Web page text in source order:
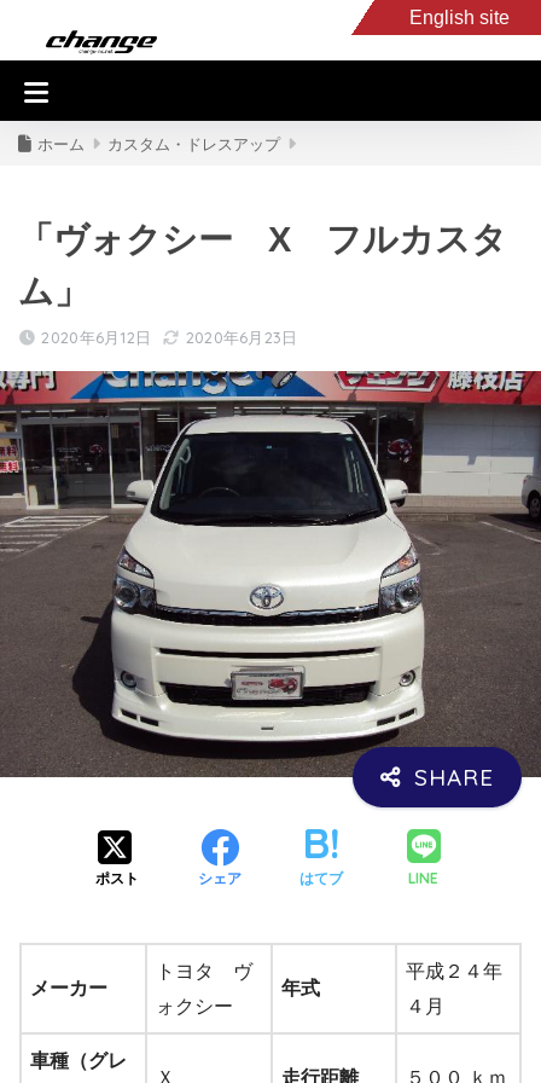
English site
入庫車情報
ホーム カスタム・ドレスアップ
「ヴォクシー X フルカスタ
ム」
2020年6月12日 2020年6月23日
ポスト シェア はてブ LINE
メーカー
トヨタ ヴ
ォクシー
年式
平成２４年
４月
車種（グレ
Ｘ
走行距離 ５００ ｋｍ